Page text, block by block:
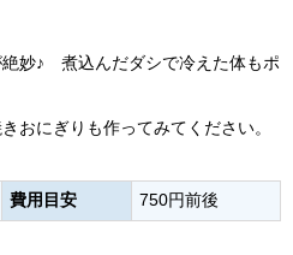
妙♪ 煮込んだダシで冷えた体もポ
おにぎりも作ってみてください。
費用目安 750円前後